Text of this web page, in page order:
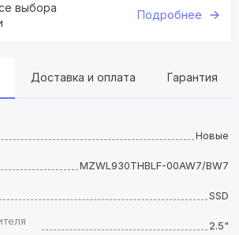
выбора
Подробнее
Доставка и оплата Гарантия
Новые
MZWL930THBLF-00AW7/BW7
SSD
2.5"